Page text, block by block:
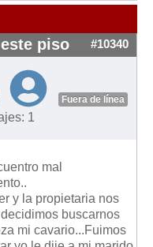
de Propietarios
Urbanos
Propietarios
en Propiedad
piso #10340
Fuera de línea
1
mal
y la propietaria nos
buscarnos
mi cavario...Fuimos